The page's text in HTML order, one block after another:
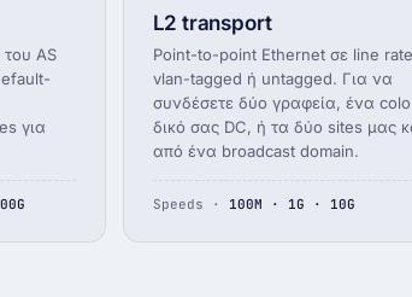
AS
για
L2 transport
Point-to-point Ethernet σε line
vlan-tagged ή untagged. Για να
συνδέσετε δύο γραφεία, ένα
δικό σας DC, ή τα δύο sites μας
από ένα broadcast domain.
Speeds · 100M · 1G · 10G